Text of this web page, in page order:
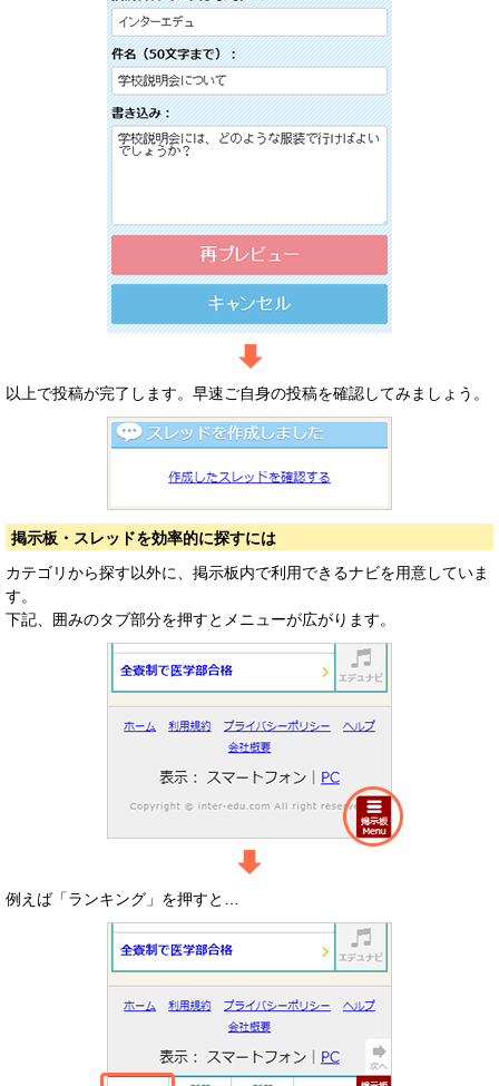
以上で投稿が完了します。早速ご自身の投稿を確認してみましょう。
掲示板・スレッドを効率的に探すには
カテゴリから探す以外に、掲示板内で利用できるナビを用意していま
す。
下記、囲みのタブ部分を押すとメニューが広がります。
例えば「ランキング」を押すと…